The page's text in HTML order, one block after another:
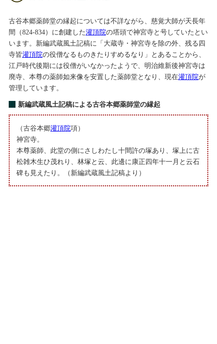
古谷本郷薬師堂の縁起については不詳ながら、慈覚大師が天長年
間（824-834）に創建した灌頂院の塔頭で神宮寺と号していたとい
います。新編武蔵風土記稿に「大蔵寺・神宮寺を除の外、残る四
寺皆灌頂院の役僧なるものきたりすめるなり」とあることから、
江戸時代後期には役僧がいなかったようで、明治維新後神宮寺は
廃寺、本尊の薬師如来像を安置した薬師堂となり、現在灌頂院が
管理しています。
新編武蔵風土記稿による古谷本郷薬師堂の縁起
（古谷本郷灌頂院項）
神宮寺。
本尊薬師、此堂の側にさしわたし十間許の塚あり、塚上に古
松雑木生ひ茂れり、林塚と云、此邊に康正四年十一月と云石
碑も見えたり。（新編武蔵風土記稿より）